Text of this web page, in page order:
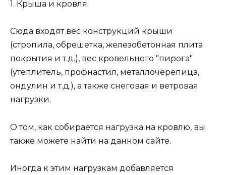
1. Крыша и кровля.
Сюда входят вес конструкций крыши
(стропила, обрешетка, железобетонная плита
покрытия и т.д.), вес кровельного "пирога"
(утеплитель, профнастил, металлочерепица,
ондулин и т.д.), а также снеговая и ветровая
нагрузки.
О том, как собирается нагрузка на кровлю, вы
также можете найти на данном сайте.
Иногда к этим нагрузкам добавляется